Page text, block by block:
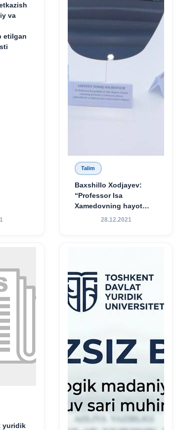
va
etilgan
Talim
Baxshillo Xodjayev:
“Professor Isa
Xamedovning hayot
yo‘li — ilm-fanga,
28.12.2021
yuridik